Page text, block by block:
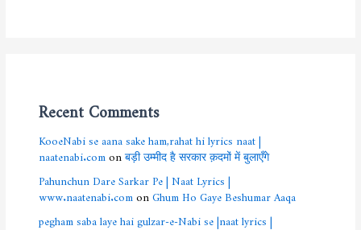
Recent Comments
KooeNabi se aana sake ham,rahat hi lyrics naat |
naatenabi.comonबड़ी उम्मीद है सरकार क़दमों में बुलाएँगे
Pahunchun Dare Sarkar Pe | Naat Lyrics |
www.naatenabi.comonGhum Ho Gaye Beshumar Aaqa
pegham saba laye hai gulzar-e-Nabi se |naat lyrics |